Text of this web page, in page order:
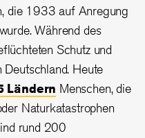
die 1933 auf Anregung
Während des
Schutz und
Deutschland. Heute
Ländern Menschen, die
Naturkatastrophen
rund 200